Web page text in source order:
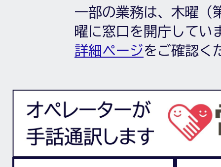
一部の業務は、木曜（
曜に窓口を開庁してい
詳細ページをご確認く